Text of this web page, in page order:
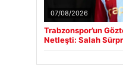
07/08/2026
Trabzonspor’un
Netleşti: Salah